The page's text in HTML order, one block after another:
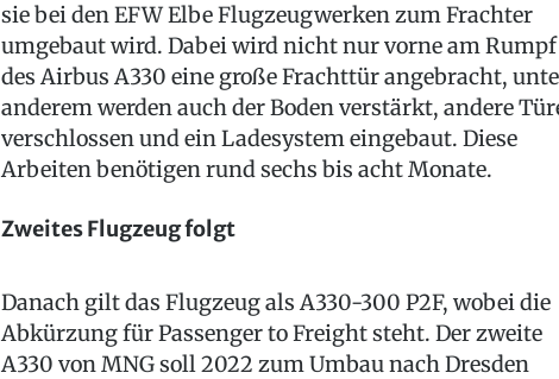
sie bei den EFW Elbe Flugzeugwerken zum Frachter
umgebaut wird. Dabei wird nicht nur vorne am Rumpf
des Airbus A330 eine große Frachttür angebracht,
anderem werden auch der Boden verstärkt, andere
verschlossen und ein Ladesystem eingebaut. Diese
Arbeiten benötigen rund sechs bis acht Monate.
Zweites Flugzeug folgt
Danach gilt das Flugzeug als A330-300 P2F, wobei die
Abkürzung für Passenger to Freight steht. Der zweite
A330 von MNG soll 2022 zum Umbau nach Dresden